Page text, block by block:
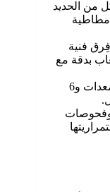
5 مم، وهياكل من الحديد
مطاطية
فنية
بدقة مع
حتى 5 سنوات على المعدات و6